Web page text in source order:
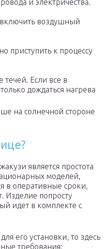
и электричества.
воздушный
приступить к процессу
течей. Если все в
дождаться нагрева
на солнечной стороне
является простота
моделей,
в оперативные сроки,
Изделие попросту
идет в комплекте с
его установки, то здесь
требования: